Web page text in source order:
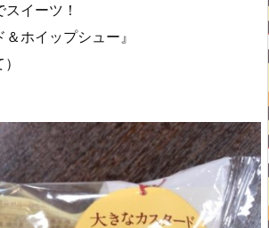
イーツ！
＆ホイップシュー』